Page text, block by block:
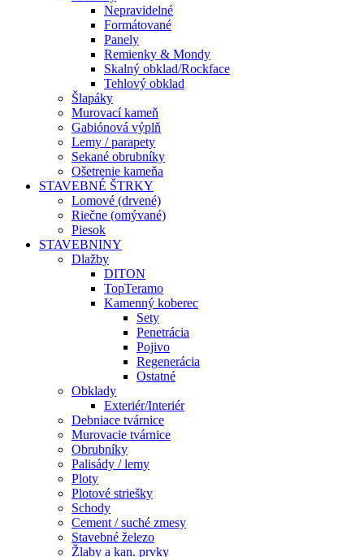
Nepravidelné
Formátované
Panely
Remienky & Mondy
Skalný obklad/Rockface
Tehlový obklad
Šlapáky
Murovací kameň
Gabiónová výplň
Lemy / parapety
Sekané obrubníky
Ošetrenie kameňa
STAVEBNÉ ŠTRKY
Lomové (drvené)
Riečne (omývané)
Piesok
STAVEBNINY
Dlažby
DITON
TopTeramo
Kamenný koberec
Sety
Penetrácia
Pojivo
Regenerácia
Ostatné
Obklady
Exteriér/Interiér
Debniace tvárnice
Murovacie tvárnice
Obrubníky
Palisády / lemy
Ploty
Plotové striešky
Schody
Cement / suché zmesy
Stavebné železo
Žlaby a kan. prvky